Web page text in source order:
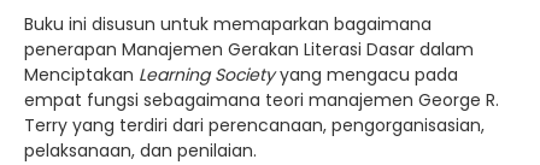
Buku ini disusun untuk memaparkan bagaimana
penerapan Manajemen Gerakan Literasi Dasar dalam
Menciptakan Learning Societyyang mengacu pada
empat fungsi sebagaimana teori manajemen George R.
Terry yang terdiri dari perencanaan, pengorganisasian,
pelaksanaan, dan penilaian.